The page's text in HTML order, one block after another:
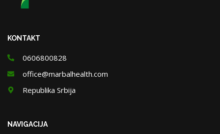
KONTAKT
0606800828
office@marbalhealth.com
Republika Srbija
NAVIGACIJA